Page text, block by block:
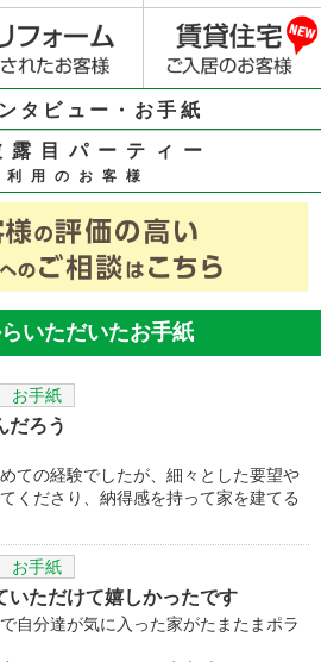
タビュー・お手紙
露目パーティー
利用のお客様
いただいたお手紙
お手紙
だろう
ての経験でしたが、細々とした要望や
くださり、納得感を持って家を建てる
お手紙
いただけて嬉しかったです
自分達が気に入った家がたまたまポラ